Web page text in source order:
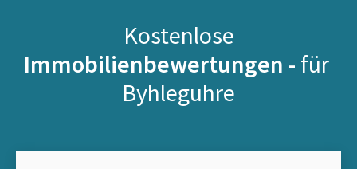
Kostenlose
Immobilienbewertungen - für
Byhleguhre